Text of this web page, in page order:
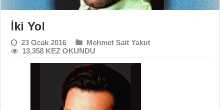
İki Yol
23 Ocak 2016
Mehmet Sait Yakut
13,358 KEZ OKUNDU